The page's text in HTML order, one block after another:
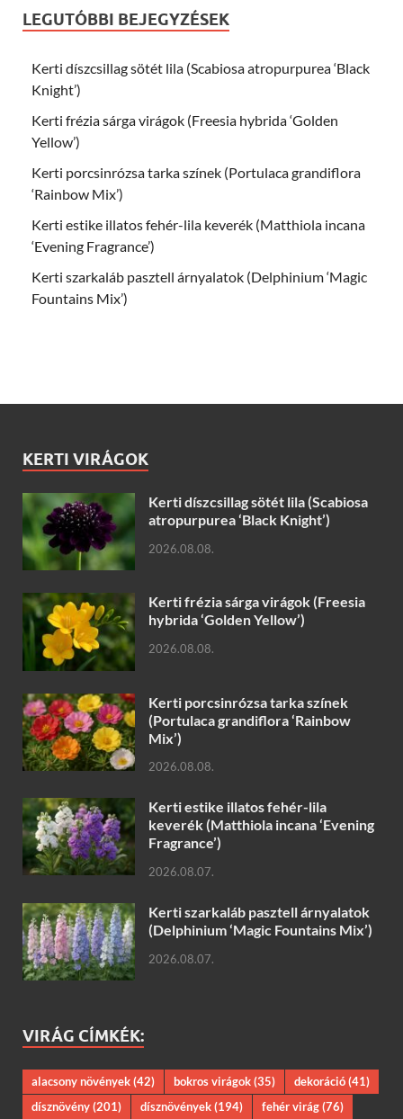
LEGUTÓBBI BEJEGYZÉSEK
Kerti díszcsillag sötét lila (Scabiosa atropurpurea ‘Black
Knight’)
Kerti frézia sárga virágok (Freesia hybrida ‘Golden
Yellow’)
Kerti porcsinrózsa tarka színek (Portulaca grandiflora
‘Rainbow Mix’)
Kerti estike illatos fehér-lila keverék (Matthiola incana
‘Evening Fragrance’)
Kerti szarkaláb pasztell árnyalatok (Delphinium ‘Magic
Fountains Mix’)
KERTI VIRÁGOK
Kerti díszcsillag sötét lila (Scabiosa
atropurpurea ‘Black Knight’)
2026.08.08.
Kerti frézia sárga virágok (Freesia
hybrida ‘Golden Yellow’)
2026.08.08.
Kerti porcsinrózsa tarka színek
(Portulaca grandiflora ‘Rainbow
Mix’)
2026.08.08.
Kerti estike illatos fehér-lila
keverék (Matthiola incana ‘Evening
Fragrance’)
2026.08.07.
Kerti szarkaláb pasztell árnyalatok
(Delphinium ‘Magic Fountains Mix’)
2026.08.07.
VIRÁG CÍMKÉK:
alacsony növények(42) bokros virágok(35) dekoráció(41)
dísznövény(201) dísznövények(194) fehér virág(76)